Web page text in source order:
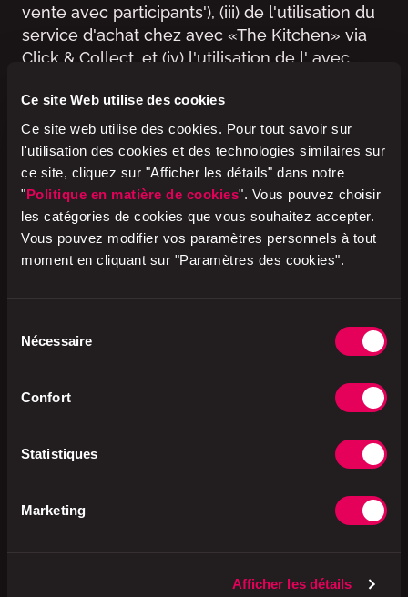
Ce site Web utilise des cookies
Ce site web utilise des cookies. Pour tout savoir sur
l'utilisation des cookies et des technologies similaires sur
ce site, cliquez sur "Afficher les détails" dans notre
"Politique en matière de cookies". Vous pouvez choisir
les catégories de cookies que vous souhaitez accepter.
Vous pouvez modifier vos paramètres personnels à tout
moment en cliquant sur "Paramètres des cookies".
Nécessaire
Confort
Statistiques
Marketing
Afficher les détails
vente avec participants'), (iii) de l'utilisation du
service d'achat chez avec «The Kitchen» via
Click & Collect. et (iv) l'utilisation de l' avec
exigences de la loi suisse sur la protection des
données ainsi que celles du Règlement
général sur la protection des données (RGPD)
de l’Union européenne.
Comment exercer vos droits ou contacter